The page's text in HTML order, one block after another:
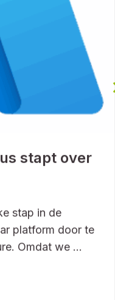
stapt over
stap in de
platform door te
Omdat we ...